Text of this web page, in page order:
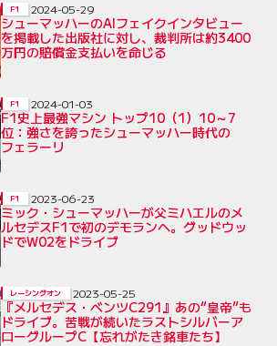
シューマッハーのAIフェイクインタビュー
を掲載した出版社に対し、裁判所は約3400
万円の賠償金支払いを命じる
F1 2024-05-29
F1史上最強マシン トップ10（1）10～7
位：強さを誇ったシューマッハー時代の
フェラーリ
F1 2024-01-03
ミック・シューマッハーが父ミハエルのメ
ルセデスF1で初のデモランへ。グッドウッ
ドでW02をドライブ
F1 2023-06-23
『メルセデス・ベンツC291』あの“皇帝”も
ドライブ。苦戦が続いたラストシルバーア
ローグループC【忘れがたき銘車たち】
レーシングオン 2023-05-25